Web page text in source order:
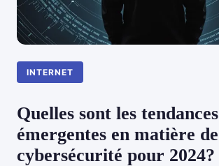
INTERNET
Quelles sont les tendances
émergentes en matière de
cybersécurité pour 2024?